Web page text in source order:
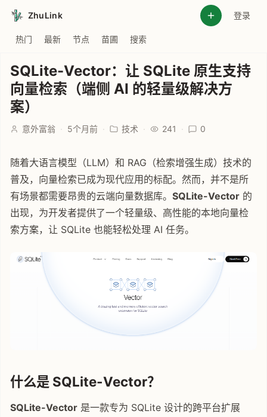
ZhuLink 登录
热门 最新 节点 苗圃 搜索
SQLite-Vector：让 SQLite 原生支持
向量检索（端侧 AI 的轻量级解决方
案）
意外富翁 · 5个月前 · 技术 · 241 · 0
随着大语言模型（LLM）和 RAG（检索增强生成）技术的
普及，向量检索已成为现代应用的标配。然而，并不是所
有场景都需要昂贵的云端向量数据库。 SQLite-Vector 的
出现，为开发者提供了一个轻量级、高性能的本地向量检
索方案，让 SQLite 也能轻松处理 AI 任务。
什么是 SQLite-Vector？
SQLite-Vector 是一款专为 SQLite 设计的跨平台扩展